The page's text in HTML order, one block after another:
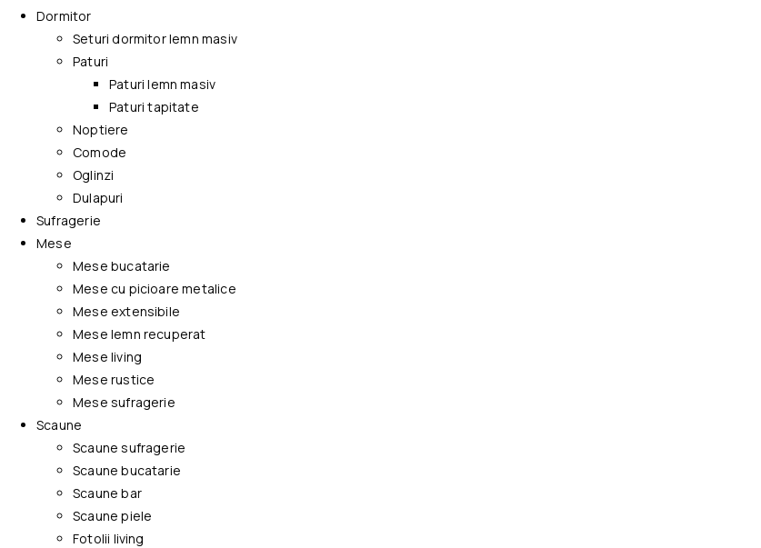
Dormitor
Seturi dormitor lemn masiv
Paturi
Paturi lemn masiv
Paturi tapitate
Noptiere
Comode
Oglinzi
Dulapuri
Sufragerie
Mese
Mese bucatarie
Mese cu picioare metalice
Mese extensibile
Mese lemn recuperat
Mese living
Mese rustice
Mese sufragerie
Scaune
Scaune sufragerie
Scaune bucatarie
Scaune bar
Scaune piele
Fotolii living